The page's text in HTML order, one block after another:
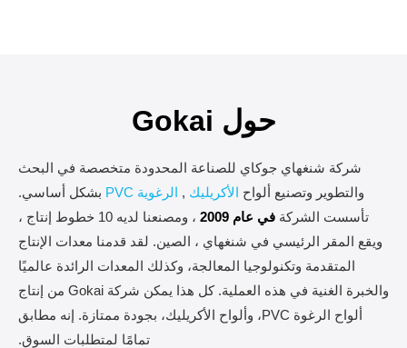
حول Gokai
شركة شنغهاي جوكاي للصناعة المحدودة متخصصة في البحث
والتطوير وتصنيع ألواح الأكريليك , الرغوية PVC
بشكل أساسي.
تأسست الشركة في عام 2009
، ومصنعنا لديه 10 خطوط إنتاج ،
ويقع المقر الرئيسي في شنغهاي ، الصين. لقد قدمنا ​​معدات الإنتاج
المتقدمة وتكنولوجيا المعالجة، وكذلك المعدات الرائدة عالميًا
والخبرة الغنية في هذه العملية. كل هذا يمكن شركة Gokai من إنتاج
ألواح الرغوة PVC، وألواح الأكريليك، بجودة ممتازة. إنه مطابق
تمامًا لمتطلبات السوق.